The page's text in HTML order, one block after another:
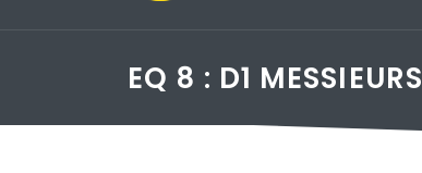
EQ 8 : D1 MESSIEURS